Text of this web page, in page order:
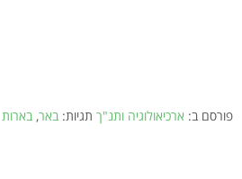
פורסם ב: ארכיאולוגיה ותנ"ך תגיות:באר,בארות